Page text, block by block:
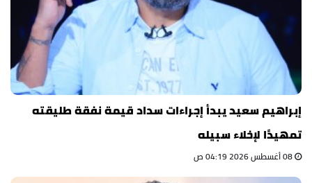
إبراهيم سعيد يبدأ إجراءات سداد قيمة نفقة طليقته
تمهيدًا لإخلاء سبيله